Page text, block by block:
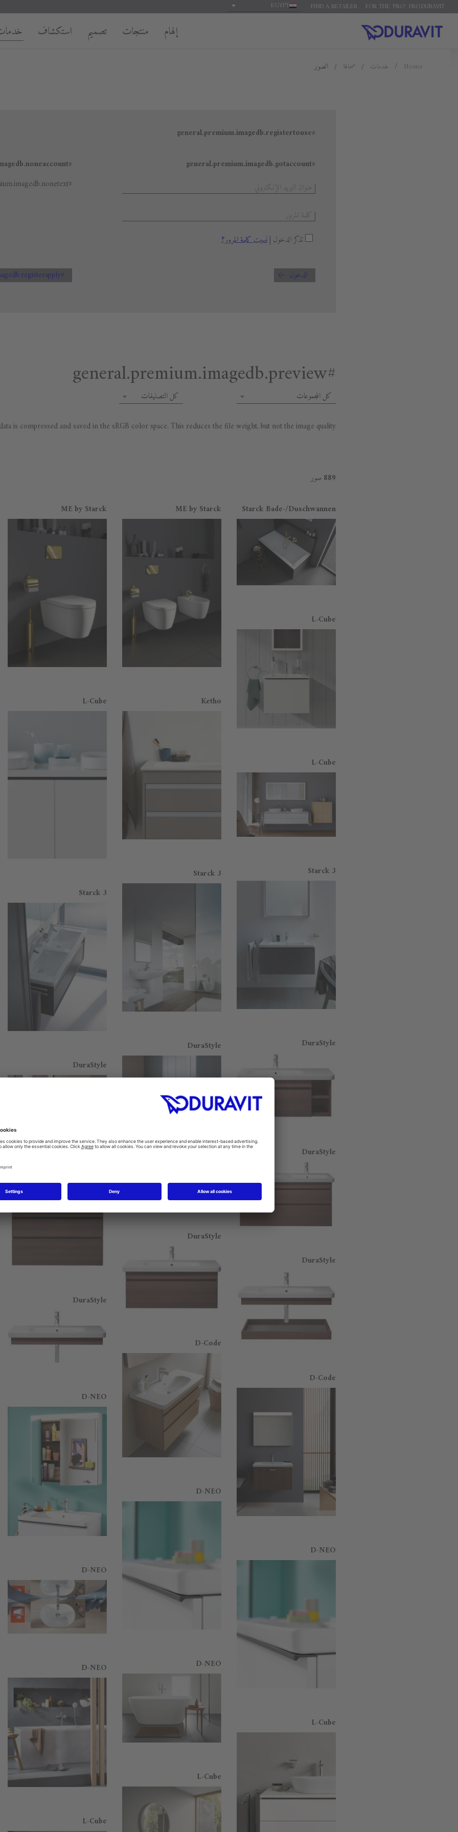
FOR THE 'PRO': PRO.DURAVIT
FIND A RETAILER
EGYPT
إلهام منتجات تصميم استكشاف
Home خدمات صحافة الصور
#general.premium.imagedb.registertouse
#general.premium.imagedb.gotaccount
تذكر الدخول |نسيت كلمة المرور؟
#general.premium.imagedb.noneaccount
#general.premium.imagedb.nonetext
الدخول #general.premium.imagedb.registerapply
#general.premium.imagedb.preview
كل المجموعات كل التصنيفات
is compressed and saved in the sRGB color space. This reduces the file weight, but not the image quality.
889 صور
Starck Bade-/Duschwannen
L-Cube
L-Cube
Starck 3
DuraStyle
DuraStyle
DuraStyle
D-Code
D-NEO
L-Cube
ME by Starck
Ketho
Starck 3
DuraStyle
DuraStyle
D-Code
D-NEO
D-NEO
L-Cube
ME by Starck
L-Cube
Starck 3
DuraStyle
DuraStyle
D-NEO
D-NEO
D-NEO
L-Cube